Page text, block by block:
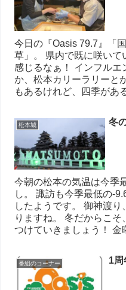
今日の『Oasis 79.7』「
草」。 県内で既に咲いて
感じるなぁ！ インフルエ
か、松本カリーラリーと
もあるけれど、四季があ
松本城 冬
今朝の松本の気温は今季
し。 諏訪も今季最低の
したようです。 御神渡り
りますね。 冬だからこ
つけていきましょう！ 金
番組のコーナー 1周